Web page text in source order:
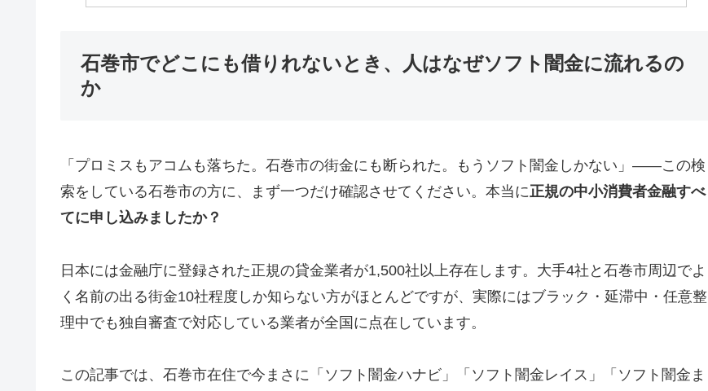
石巻市でどこにも借りれないとき、人はなぜソフト闇金に流れるの
か
「プロミスもアコムも落ちた。石巻市の街金にも断られた。もうソフト闇金しかない」——この検
索をしている石巻市の方に、まず一つだけ確認させてください。本当に正規の中小消費者金融すべ
てに申し込みましたか？
日本には金融庁に登録された正規の貸金業者が1,500社以上存在します。大手4社と石巻市周辺でよ
く名前の出る街金10社程度しか知らない方がほとんどですが、実際にはブラック・延滞中・任意整
理中でも独自審査で対応している業者が全国に点在しています。
この記事では、石巻市在住で今まさに「ソフト闇金ハナビ」「ソフト闇金レイス」「ソフト闇金ま